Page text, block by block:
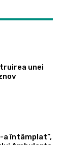
unei
a întâmplat”,